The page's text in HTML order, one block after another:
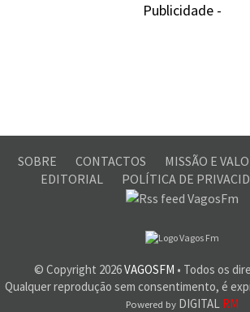
Publicidade -
SOBRE CONTACTOS MISSÃO E
EDITORIAL
POLÍTICA DE
© Copyright 2026VAGOSFM • Todos os
Qualquer reprodução sem consentimento, é
Powered byDIGITAL RM